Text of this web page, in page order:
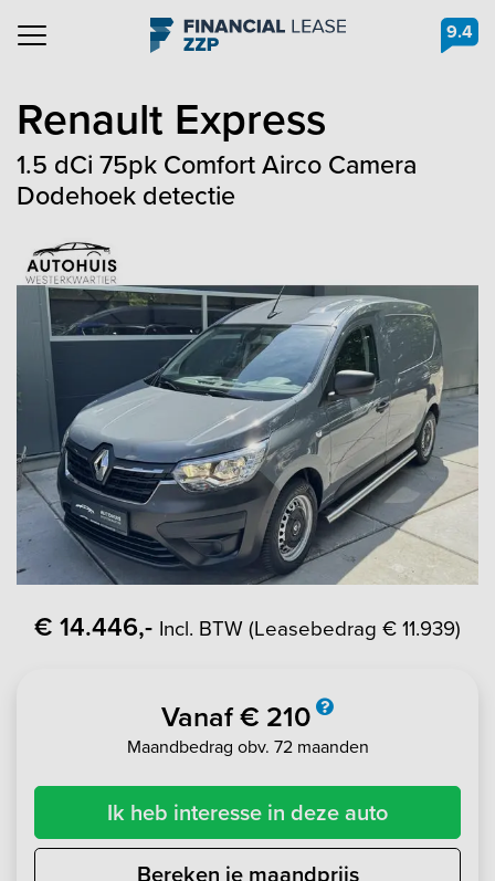
Navigation 9.4
Renault Express
1.5 dCi 75pk Comfort Airco Camera
Dodehoek detectie
€ 14.446,- Incl. BTW (Leasebedrag € 11.939)
Vanaf € 210
Maandbedrag obv. 72 maanden
Ik heb interesse in deze auto
Bereken je maandprijs